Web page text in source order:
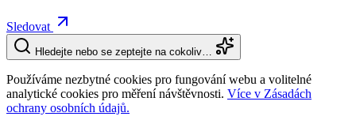
Sledovat
Hledejte nebo se zeptejte na cokoliv…
Používáme nezbytné cookies pro fungování webu a volitelné
analytické cookies pro měření návštěvnosti. Více v Zásadách
ochrany osobních údajů.